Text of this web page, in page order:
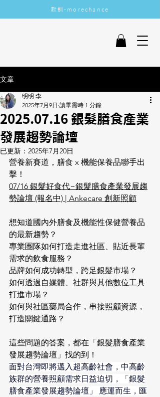
​默釧-morechance
文章
2025.07.16 銀髮膳食產業
發展趨勢論壇
明明 李
2025年7月9日 讀畢需時 1 分鐘
已更新： 2025年7月20日
營養新賽道，膳食 x 機能保養品聯手出
擊！
07/16 銀髮好食代~銀髮膳食產業發展趨
勢論壇 (報名中) | Ankecare 創新照顧
想知道國內外膳食及機能性保健營養品
的最新趨勢？
專業團隊如何打造走進社區、貼近長輩
需求的飲食服務？
品牌如何成功轉型，跨足銀髮市場？
如何透過自媒體、社群與其他數位工具
打進市場？
如何與社區藥局合作，串接照顧資源，
打造關鍵通路？
這些問題的答案，都在「銀髮膳食產業
發展趨勢論壇」找的到！
面對台灣即將邁入超高齡社會，中高齡
族群的營養照顧需求日益迫切，「銀髮
膳食產業發展趨勢論壇」 應運而生，匯